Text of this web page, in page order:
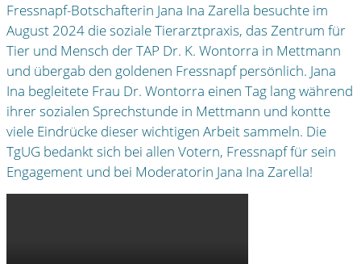
Fressnapf-Botschafterin Jana Ina Zarella besuchte im
August 2024 die soziale Tierarztpraxis, das Zentrum für
Tier und Mensch der TAP Dr. K. Wontorra in Mettmann
und übergab den goldenen Fressnapf persönlich. Jana
Ina begleitete Frau Dr. Wontorra einen Tag lang während
ihrer sozialen Sprechstunde in Mettmann und kontte
viele Eindrücke dieser wichtigen Arbeit sammeln. Die
TgUG bedankt sich bei allen Votern, Fressnapf für sein
Engagement und bei Moderatorin Jana Ina Zarella!